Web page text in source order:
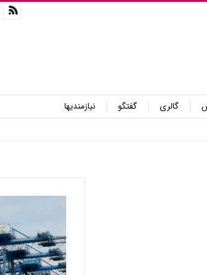
گالری گفتگو
نیازمندیها